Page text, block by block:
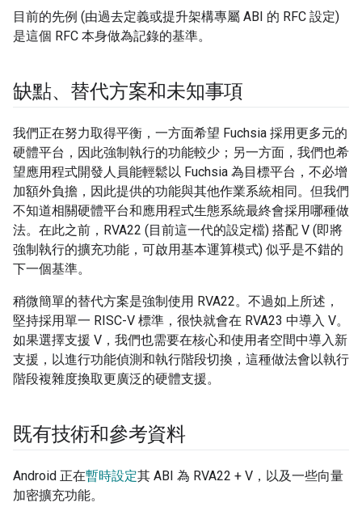
目前的先例 (由過去定義或提升架構專屬 ABI 的 RFC 設定)
是這個 RFC 本身做為記錄的基準。
缺點、替代方案和未知事項
我們正在努力取得平衡，一方面希望 Fuchsia 採用更多元的
硬體平台，因此強制執行的功能較少；另一方面，我們也希
望應用程式開發人員能輕鬆以 Fuchsia 為目標平台，不必增
加額外負擔，因此提供的功能與其他作業系統相同。但我們
不知道相關硬體平台和應用程式生態系統最終會採用哪種做
法。在此之前，RVA22 (目前這一代的設定檔) 搭配 V (即將
強制執行的擴充功能，可啟用基本運算模式) 似乎是不錯的
下一個基準。
稍微簡單的替代方案是強制使用 RVA22。不過如上所述，
堅持採用單一 RISC-V 標準，很快就會在 RVA23 中導入 V。
如果選擇支援 V，我們也需要在核心和使用者空間中導入新
支援，以進行功能偵測和執行階段切換，這種做法會以執行
階段複雜度換取更廣泛的硬體支援。
既有技術和參考資料
Android 正在暫時設定其 ABI 為 RVA22 + V，以及一些向量
加密擴充功能。